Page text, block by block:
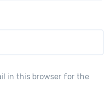
in this browser for the